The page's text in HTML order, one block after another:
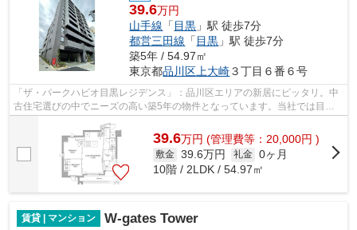
39.6万円
山手線 「 目黒 」駅 徒歩7分
都営三田線 「 目黒 」駅 徒歩7分
築5年 / 54.97㎡
東京都品川区 上大崎３丁目６番６号
「ザ・パークハビオ目黒レジデンス」：品川区エリアの新居にピッタリ。中
古住宅選びの中でニーズの高い築5年の物件となっています。当社では目黒
駅近くの物件をご紹介可能です。tokyo-...
39.6万円 (管理費等：20,000円 )
敷金 39.6万円 礼金 0ヶ月
10階 / 2LDK / 54.97㎡
賃貸 | マンション W-gates Tower